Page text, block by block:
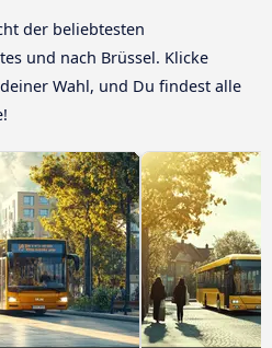
der beliebtesten
und nach Brüssel. Klicke
Wahl, und Du findest alle